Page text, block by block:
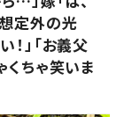
定外の光
」「お義父
くちゃ笑いま